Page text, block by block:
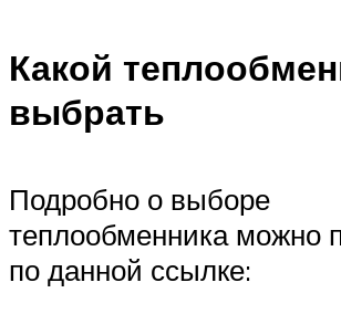
Какой
выбрать
Подробно о выборе
теплообменника можно
по данной ссылке: